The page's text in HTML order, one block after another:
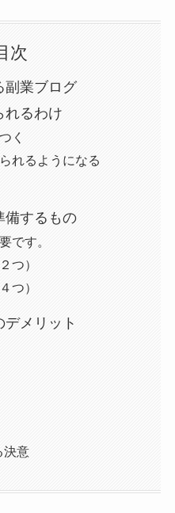
次
副業ブログ
れるわけ
く
れるようになる
備するもの
です。
つ）
つ）
デメリット
決意